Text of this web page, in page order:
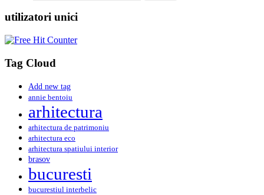
utilizatori unici
Tag Cloud
Add new tag
annie bentoiu
arhitectura
arhitectura de patrimoniu
arhitectura eco
arhitectura spatiului interior
brasov
bucuresti
bucurestiul interbelic